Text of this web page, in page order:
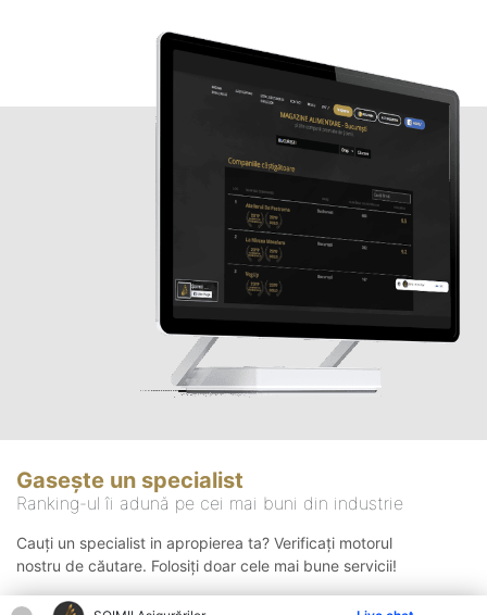
Gasește un specialist
Ranking-ul îi adună pe cei mai buni din industrie
Cauți un specialist in apropierea ta? Verificați motorul
nostru de căutare. Folosiți doar cele mai bune servicii!